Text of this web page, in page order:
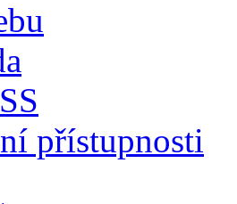
přístupnosti